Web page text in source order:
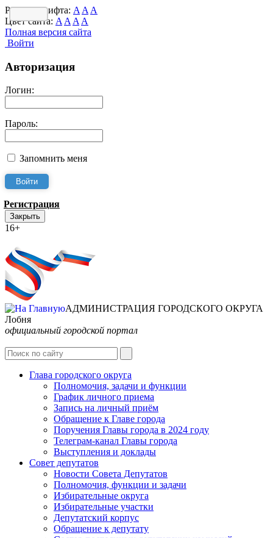
Размер шрифта: A A A
Цвет сайта: A A A A
Полная версия сайта
Войти
Авторизация
Логин:
Пароль:
Запомнить меня
Регистрация
Закрыть
16+
АДМИНИСТРАЦИЯ ГОРОДСКОГО ОКРУГА
Лобня
официальный городской портал
Глава городского округа
Полномочия, задачи и функции
График личного приема
Запись на личный приём
Обращение к Главе города
Поручения Главы города в 2024 году
Телеграм-канал Главы города
Выступления и доклады
Совет депутатов
Новости Совета Депутатов
Полномочия, функции и задачи
Избирательные округа
Избирательные участки
Депутатский корпус
Обращение к депутату